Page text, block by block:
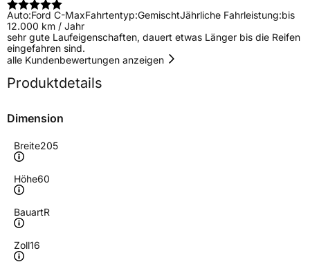
Auto:Ford C-MaxFahrtentyp:GemischtJährliche Fahrleistung:bis
12.000 km / Jahr
sehr gute Laufeigenschaften, dauert etwas Länger bis die Reifen
eingefahren sind.
alle Kundenbewertungen anzeigen
Produktdetails
Dimension
Breite205
Höhe60
BauartR
Zoll16